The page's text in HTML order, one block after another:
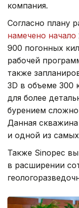
компания.
Согласно плану
намечено начало
900 погонных
рабочей
также
3D в объеме 300
для более
бурением
Данная
и одной из
Также Sinopec
в расширении